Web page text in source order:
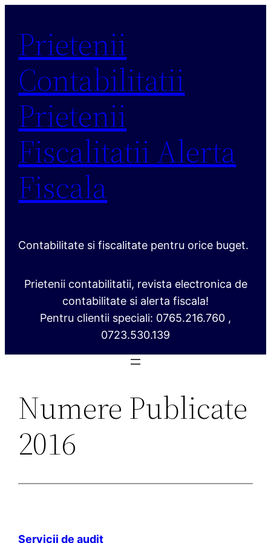
conținut
Prietenii
Contabilitatii
Prietenii
Fiscalitatii Alerta
Fiscala
Contabilitate si fiscalitate pentru orice buget.
Prietenii contabilitatii, revista electronica de
contabilitate si alerta fiscala!
Pentru clientii speciali: 0765.216.760 ,
0723.530.139
Numere Publicate
2016
Servicii de audit